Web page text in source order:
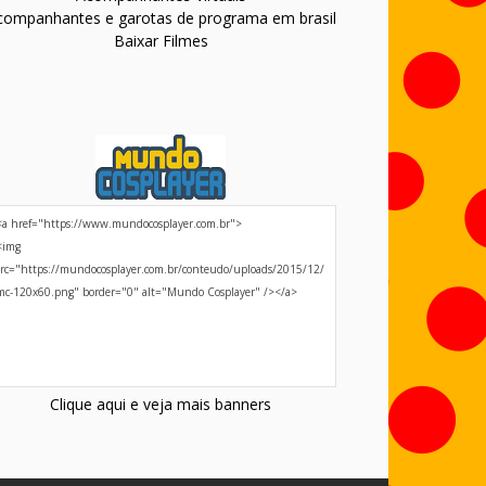
e garotas de programa em brasil
Baixar Filmes
Clique aqui e veja mais banners